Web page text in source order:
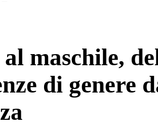
maschile,
di genere